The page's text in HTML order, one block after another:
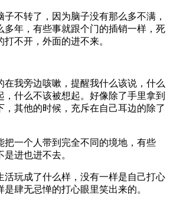
不转了，因为脑子没有那么多不满，
多年，有些事就跟个门的插销一样，死
不开，外面的进不来。
在我旁边咳嗽，提醒我什么该说，什么
，什么不该被想起。好像除了手里拿到
，其他的时候，充斥在自己耳边的除了
把一个人带到完全不同的境地，有些
进也进不去。
活玩成了什么样，没有一样是自己打心
肆无忌惮的打心眼里笑出来的。